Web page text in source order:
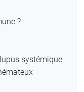
?
systémique